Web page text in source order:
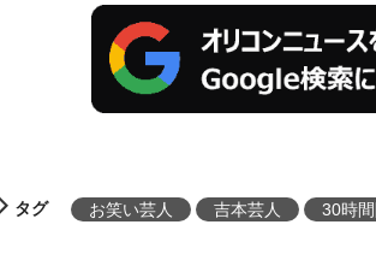
タグ お笑い芸人 吉本芸人 30時